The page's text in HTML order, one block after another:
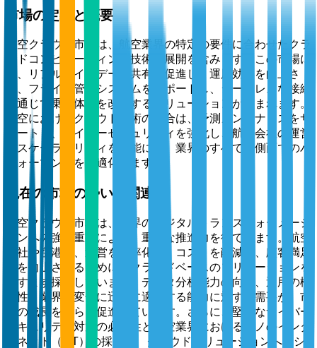
市場の定義と概要
航空クラウド市場は、航空業界の特定の要件に合わせたクラ
ウドコンピューティング技術の展開を含みます。この市場に
は、リアルタイムデータ共有を促進し、運用効率を向上さ
せ、フライト管理システムをサポートし、シームレスな接続
を通じて乗客体験を改善するソリューションが含まれます。
航空におけるクラウド技術の統合は、予測メンテナンスをサ
ポートし、サイバーセキュリティを強化し、航空会社の運営
のスケーラビリティを可能にし、業界のすべての側面でのパ
フォーマンスを最適化します。
現在の市場の勢いと関連性
航空クラウド市場は、業界のデジタルトランスフォーメーシ
ョンへの強い重視により、重要な推進力を得ています。航空
会社や空港は、運営を効率化し、コストを削減し、顧客満足
度を向上させるために、クラウドベースのソリューションを
ますます採用しています。データ分析能力の向上、運用の機
敏性、業界の変化に迅速に適応する能力に対する需要が、市
場の成長をさらに促進しています。さらに、堅牢なサイバー
セキュリティ対策の必要性と航空業界におけるモノのインタ
ーネット（IoT）の採用が、クラウドソリューションへのシ